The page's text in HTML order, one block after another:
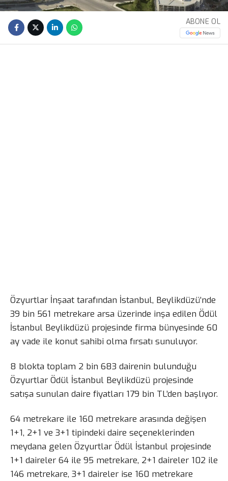
ABONE OL
Özyurtlar İnşaat tarafından İstanbul, Beylikdüzü’nde
39 bin 561 metrekare arsa üzerinde inşa edilen Ödül
İstanbul Beylikdüzü projesinde firma bünyesinde 60
ay vade ile konut sahibi olma fırsatı sunuluyor.
8 blokta toplam 2 bin 683 dairenin bulunduğu
Özyurtlar Ödül İstanbul Beylikdüzü projesinde
satışa sunulan daire fiyatları 179 bin TL’den başlıyor.
64 metrekare ile 160 metrekare arasında değişen
1+1, 2+1 ve 3+1 tipindeki daire seçeneklerinden
meydana gelen Özyurtlar Ödül İstanbul projesinde
1+1 daireler 64 ile 95 metrekare, 2+1 daireler 102 ile
146 metrekare, 3+1 daireler ise 160 metrekare